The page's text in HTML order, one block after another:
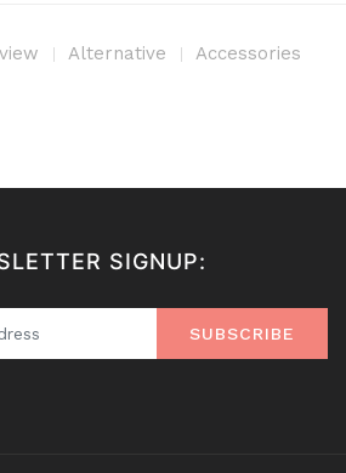
Alternative Accessories
SIGNUP:
SUBSCRIBE